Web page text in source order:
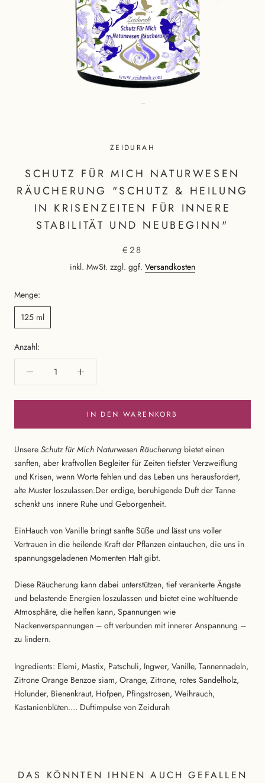
ZEIDURAH
SCHUTZ FÜR MICH NATURWESEN
RÄUCHERUNG "SCHUTZ & HEILUNG
IN KRISENZEITEN FÜR INNERE
STABILITÄT UND NEUBEGINN"
€28
inkl. MwSt. zzgl. ggf. Versandkosten
Menge:
125 ml
Anzahl:
IN DEN WARENKORB
Unsere Schutz für Mich Naturwesen Räucherung bietet einen
sanften, aber kraftvollen Begleiter für Zeiten tiefster Verzweiflung
und Krisen, wenn Worte fehlen und das Leben uns herausfordert,
alte Muster loszulassen.Der erdige, beruhigende Duft der Tanne
schenkt uns innere Ruhe und Geborgenheit.
EinHauch von Vanille bringt sanfte Süße und lässt uns voller
Vertrauen in die heilende Kraft der Pflanzen eintauchen, die uns in
spannungsgeladenen Momenten Halt gibt.
Diese Räucherung kann dabei unterstützen, tief verankerte Ängste
und belastende Energien loszulassen und bietet eine wohltuende
Atmosphäre, die helfen kann, Spannungen wie
Nackenverspannungen – oft verbunden mit innerer Anspannung –
zu lindern.
Ingredients: Elemi, Mastix, Patschuli, Ingwer, Vanille, Tannennadeln,
Zitrone Orange Benzoe siam, Orange, Zitrone, rotes Sandelholz,
Holunder, Bienenkraut, Hofpen, Pfingstrosen, Weihrauch,
Kastanienblüten.... Duftimpulse von Zeidurah
DAS KÖNNTEN IHNEN AUCH GEFALLEN